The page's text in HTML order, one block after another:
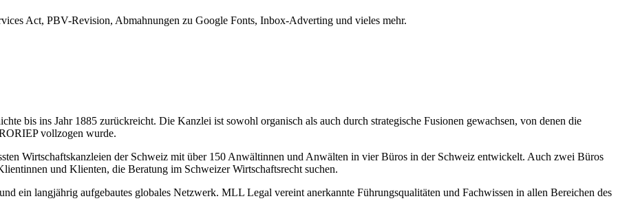
Act, PBV-Revision, Abmahnungen zu Google Fonts, Inbox-Adverting und vieles mehr.
bis ins Jahr 1885 zurückreicht. Die Kanzlei ist sowohl organisch als auch durch strategische Fusionen gewachsen, von denen die
vollzogen wurde.
Wirtschaftskanzleien der Schweiz mit über 150 Anwältinnen und Anwälten in vier Büros in der Schweiz entwickelt. Auch zwei Büros
und Klienten, die Beratung im Schweizer Wirtschaftsrecht suchen.
ein langjährig aufgebautes globales Netzwerk. MLL Legal vereint anerkannte Führungsqualitäten und Fachwissen in allen Bereichen des